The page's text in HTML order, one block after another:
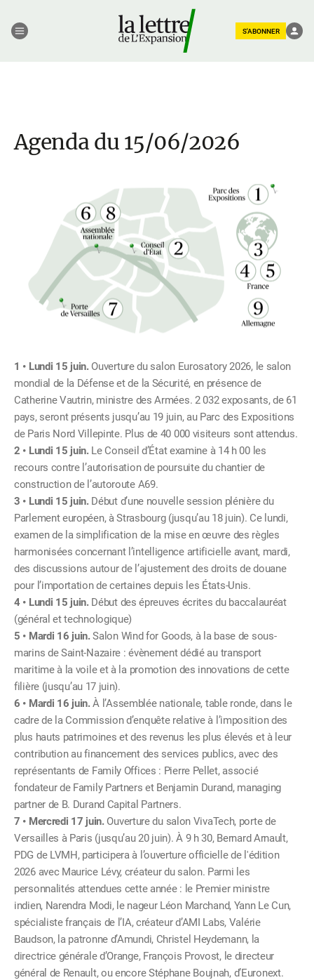
S'ABONNER
Agenda du 15/06/2026
Lundi 15 juin. Ouverture du salon Eurosatory 2026, le salon
mondial de la Défense et de la Sécurité, en présence de
Catherine Vautrin, ministre des Armées. 2 032 exposants, de 61
pays, seront présents jusqu’au 19 juin, au Parc des Expositions
de Paris Nord Villepinte. Plus de 40 000 visiteurs sont attendus.
Lundi 15 juin. Le Conseil d’État examine à 14 h 00 les
recours contre l’autorisation de poursuite du chantier de
construction de l’autoroute A69.
Lundi 15 juin. Début d’une nouvelle session plénière du
Parlement européen, à Strasbourg (jusqu’au 18 juin). Ce lundi,
examen de la simplification de la mise en œuvre des règles
harmonisées concernant l’intelligence artificielle avant, mardi,
des discussions autour de l’ajustement des droits de douane
pour l’importation de certaines depuis les États-Unis.
Lundi 15 juin.Début des épreuves écrites du baccalauréat
(général et technologique)
Mardi 16 juin.Salon Wind for Goods, à la base de sous-
marins de Saint-Nazaire : évènement dédié au transport
maritime à la voile et à la promotion des innovations de cette
filière (jusqu’au 17 juin).
Mardi 16 juin.À l’Assemblée nationale, table ronde, dans le
cadre de la Commission d’enquête relative à l’imposition des
plus hauts patrimoines et des revenus les plus élevés et à leur
contribution au financement des services publics, avec des
représentants de Family Offices : Pierre Pellet, associé
fondateur de Family Partners et Benjamin Durand, managing
partner de B. Durand Capital Partners.
Mercredi 17 juin.Ouverture du salon VivaTech, porte de
Versailles à Paris (jusqu’au 20 juin). À 9 h 30, Bernard Arnault,
PDG de LVMH, participera à l’ouverture officielle de l'édition
2026 avec Maurice Lévy, créateur du salon. Parmi les
personnalités attendues cette année : le Premier ministre
indien, Narendra Modi, le nageur Léon Marchand, Yann Le Cun,
spécialiste français de l’IA, créateur d’AMI Labs, Valérie
Baudson, la patronne d’Amundi, Christel Heydemann, la
directrice générale d’Orange, François Provost, le directeur
général de Renault, ou encore Stéphane Boujnah, d’Euronext.